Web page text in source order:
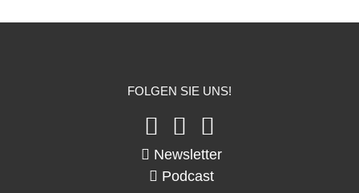
FOLGEN SIE UNS!
Newsletter
Podcast